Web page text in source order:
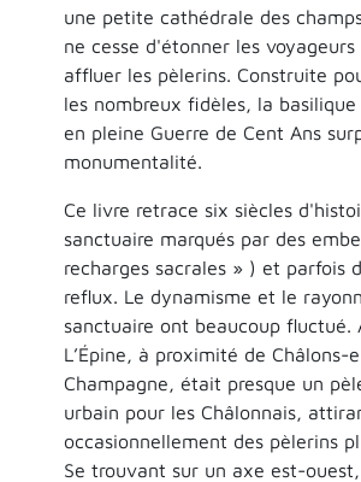
une petite cathédrale des
ne cesse d'étonner les
affluer les pèlerins. Construite
les nombreux fidèles, la
en pleine Guerre de Cent Ans
monumentalité.
Ce livre retrace six siècles
sanctuaire marqués par des
recharges sacrales » ) et parfois
reflux. Le dynamisme et le
sanctuaire ont beaucoup fluctué.
L’Épine, à proximité de Châlons-
Champagne, était presque un
urbain pour les Châlonnais,
occasionnellement des pèlerins
Se trouvant sur un axe est-